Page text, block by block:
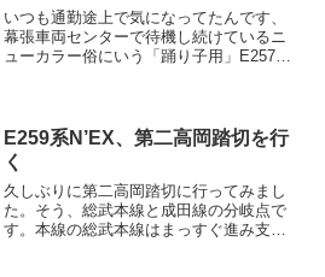
いつも通勤途上で気になってたんです、
幕張車両センターで待機し続けているニ
ューカラー俗にいう「踊り子用」E257系
駆けることにな...
E259系N’EX、第二高岡踏切を行
く
久しぶりに第二高岡踏切に行ってみまし
た。そう、総武本線と成田線の分岐点で
す。本線の総武本線はまっすぐ進み支線